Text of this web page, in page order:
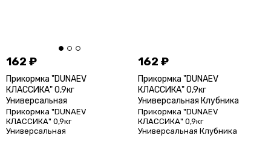
162 ₽
Прикормка "DUNAEV
КЛАССИКА" 0,9кг
Универсальная
Прикормка "DUNAEV
КЛАССИКА" 0,9кг
Универсальная
162₽
Прикормка "DUNAEV
КЛАССИКА" 0,9кг
Универсальная Клубника
Прикормка "DUNAEV
КЛАССИКА" 0,9кг
Универсальная Клубника